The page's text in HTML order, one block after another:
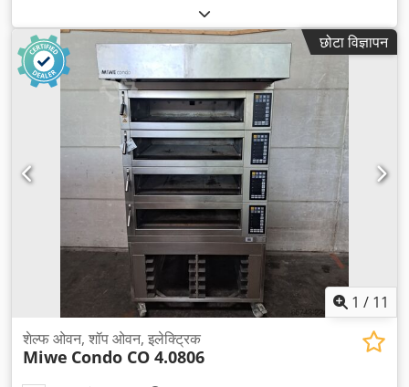
छोटा विज्ञापन
1 / 11
शेल्फ ओवन, शॉप ओवन, इलेक्ट्रिक
Miwe Condo CO 4.0806